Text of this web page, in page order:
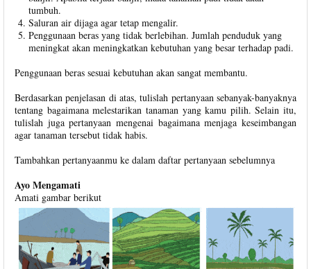
tumbuh.
Saluran air dijaga agar tetap mengalir.
Penggunaan beras yang tidak berlebihan. Jumlah penduduk yang
meningkat akan meningkatkan kebutuhan yang besar terhadap padi.
Penggunaan beras sesuai kebutuhan akan sangat membantu.
Berdasarkan penjelasan di atas, tulislah pertanyaan sebanyak-banyaknya
tentang bagaimana melestarikan tanaman yang kamu pilih. Selain itu,
tulislah juga pertanyaan mengenai bagaimana menjaga keseimbangan
agar tanaman tersebut tidak habis.
Tambahkan pertanyaanmu ke dalam daftar pertanyaan sebelumnya
Ayo Mengamati
Amati gambar berikut